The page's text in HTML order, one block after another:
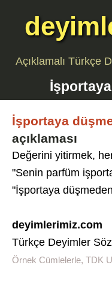
Açıklamalı Türkçe
İşportaya
açıklaması
Değerini yitirmek,
"Senin parfüm
"İşportaya
deyimlerimiz.com
Türkçe Deyimler
Örnek Cümlelerle, TDK